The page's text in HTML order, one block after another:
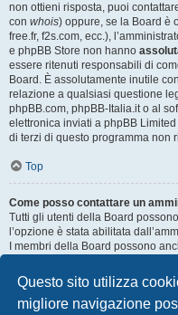
Questo sito utilizza
migliore navigazione
non ottieni risposta, puoi
con whois) oppure, se la Board è
free.fr, f2s.com, ecc.),
e phpBB Store non hanno
essere ritenuti responsabili di
Board. È assolutamente inutile
relazione a qualsiasi questione
phpBB.com, phpBB-Italia.it o al
elettronica inviati a phpBB
di terzi di questo programma non
Top
Come posso contattare un
Tutti gli utenti della Board
l’opzione è stata abilitata
I membri della Board possono
Top